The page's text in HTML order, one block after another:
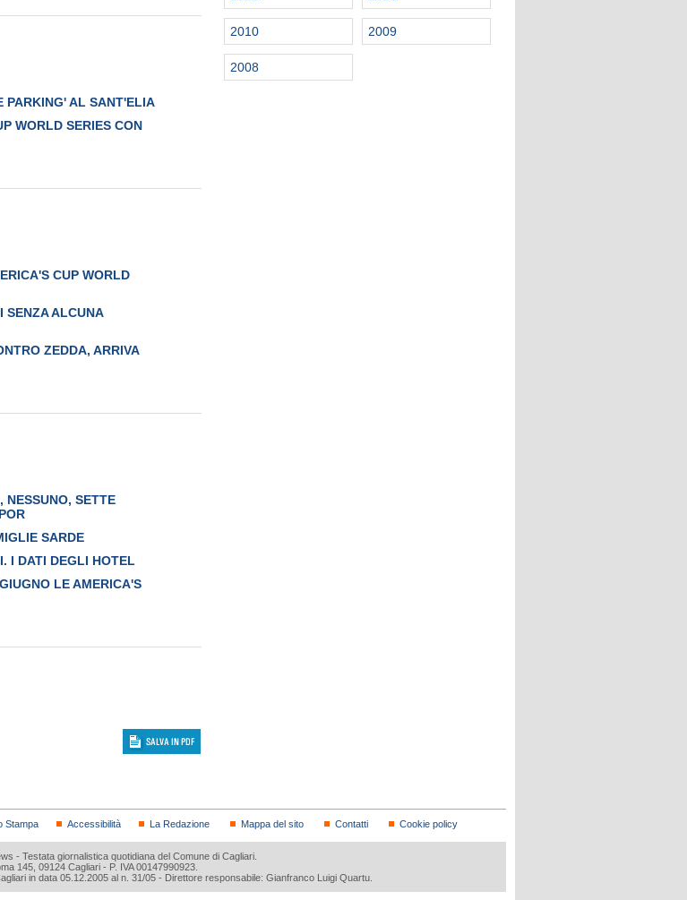
PARKING' AL SANT'ELIA
WORLD SERIES CON
CUP WORLD
SENZA ALCUNA
ZEDDA, ARRIVA
NESSUNO, SETTE
SARDE
I DATI DEGLI HOTEL
LE AMERICA'S
2010 2009
2008
Stampa Accessibilità La Redazione Mappa del sito Contatti Cookie policy
- Testata giornalistica quotidiana del Comune di Cagliari.
145, 09124 Cagliari - P. IVA 00147990923.
in data 05.12.2005 al n. 31/05 - Direttore responsabile: Gianfranco Luigi Quartu.